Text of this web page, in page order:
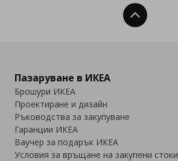
Нагоре
Пазаруване в ИКЕА
Брошури ИКЕА
Проектиране и дизайн
Ръководства за закупуване
Гаранции ИКЕА
Ваучер за подарък ИКЕА
Условия за връщане на закупени стоки